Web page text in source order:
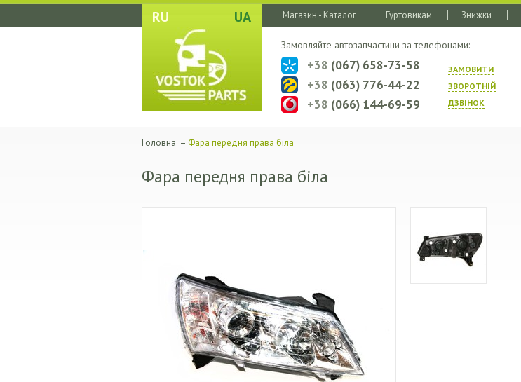
RU UA Магазин - Каталог Гуртовикам Знижки
Замовляйте автозапчастини за телефонами:
ЗАМОВИТИ
ЗВОРОТНIЙ
ДЗВIНОК
+38 (067) 658-73-58
+38 (063) 776-44-22
+38 (066) 144-69-59
Головна – Фара передня права біла
Фара передня права біла